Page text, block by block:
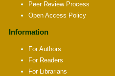
Peer Review Process
Open Access Policy
Information
For Authors
For Readers
For Librarians